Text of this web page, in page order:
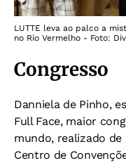
LUTTE leva ao palco a
no Rio Vermelho - Foto:
Congresso
Danniela de Pinho,
Full Face, maior
mundo, realizado de
Centro de